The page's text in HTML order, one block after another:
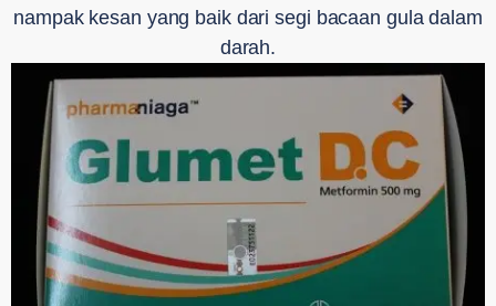
nampak kesan yang baik dari segi bacaan gula dalam
darah.